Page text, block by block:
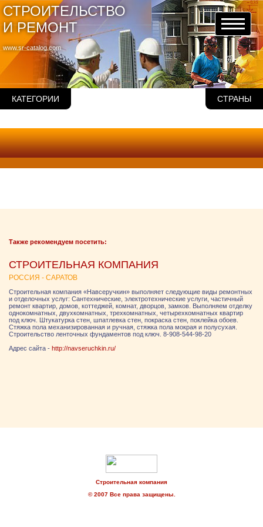
www.sr-catalog.com
СТРОИТЕЛЬСТВО
И РЕМОНТ
КАТЕГОРИИ СТРАНЫ
Также рекомендуем посетить:
СТРОИТЕЛЬНАЯ КОМПАНИЯ
РОССИЯ - САРАТОВ
Строительная компания «Навсеручкин» выполняет следующие виды ремонтных
и отделочных услуг: Сантехнические, электротехнические услуги, частичный
ремонт квартир, домов, коттеджей, комнат, дворцов, замков. Выполняем отделку
однокомнатных, двухкомнатных, трехкомнатных, четырехкомнатных квартир
под ключ. Штукатурка стен, шпатлевка стен, покраска стен, поклейка обоев.
Стяжка пола механизированная и ручная, стяжка пола мокрая и полусухая.
Строительство ленточных фундаментов под ключ. 8-908-544-98-20
Адрес сайта - http://navseruchkin.ru/
Строительная компания
© 2007 Все права защищены.